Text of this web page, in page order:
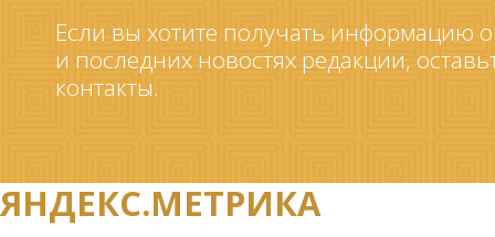
Если вы хотите получать информацию
и последних новостях редакции,
контакты.
ЯНДЕКС.МЕТРИКА